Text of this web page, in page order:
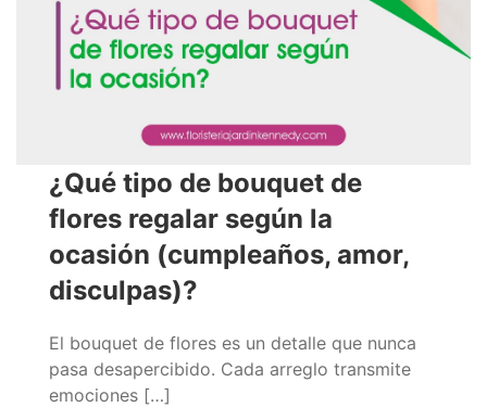
¿Qué tipo de bouquet de
flores regalar según la
ocasión (cumpleaños, amor,
disculpas)?
El bouquet de flores es un detalle que nunca
pasa desapercibido. Cada arreglo transmite
emociones […]